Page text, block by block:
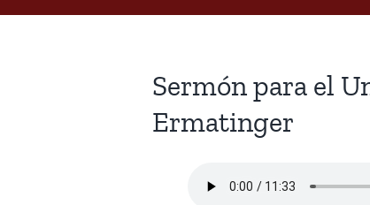
Sermón para el
Ermatinger